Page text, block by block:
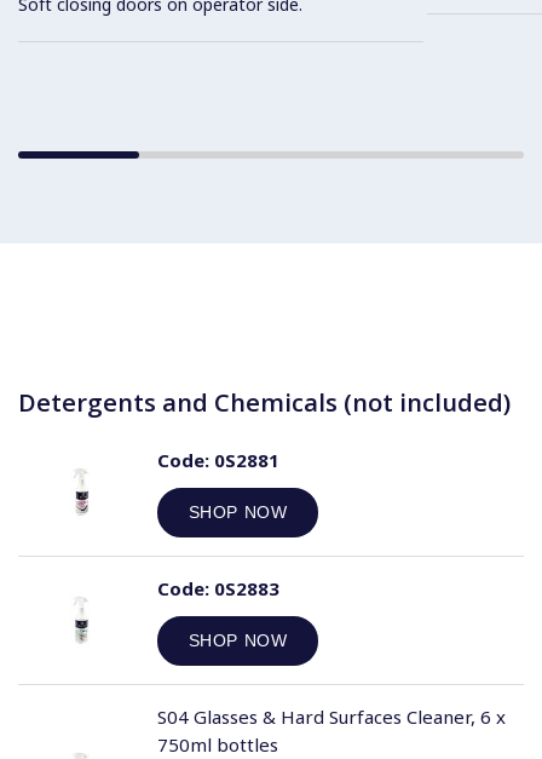
Detergents and Chemicals (not included)
Code:0S2881
SHOP NOW
Code:0S2883
SHOP NOW
S04 Glasses & Hard Surfaces Cleaner, 6 x
750ml bottles